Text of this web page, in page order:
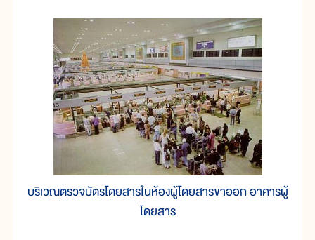
บริเวณตรวจบัตรโดยสารในห้องผู้โดยสารขาออก อาคารผู้
โดยสาร